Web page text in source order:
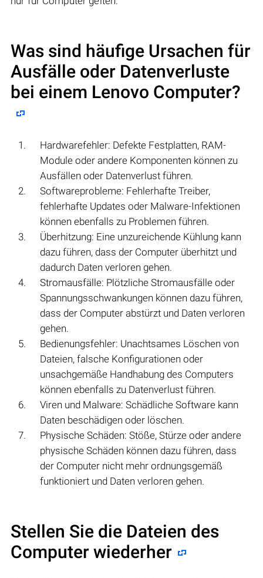
Was sind häufige Ursachen für
Ausfälle oder Datenverluste
bei einem Lenovo Computer?
Hardwarefehler: Defekte Festplatten, RAM-
Module oder andere Komponenten können zu
Ausfällen oder Datenverlust führen.
Softwareprobleme: Fehlerhafte Treiber,
fehlerhafte Updates oder Malware-Infektionen
können ebenfalls zu Problemen führen.
Überhitzung: Eine unzureichende Kühlung kann
dazu führen, dass der Computer überhitzt und
dadurch Daten verloren gehen.
Stromausfälle: Plötzliche Stromausfälle oder
Spannungsschwankungen können dazu führen,
dass der Computer abstürzt und Daten verloren
gehen.
Bedienungsfehler: Unachtsames Löschen von
Dateien, falsche Konfigurationen oder
unsachgemäße Handhabung des Computers
können ebenfalls zu Datenverlust führen.
Viren und Malware: Schädliche Software kann
Daten beschädigen oder löschen.
Physische Schäden: Stöße, Stürze oder andere
physische Schäden können dazu führen, dass
der Computer nicht mehr ordnungsgemäß
funktioniert und Daten verloren gehen.
Stellen Sie die Dateien des
Computer wiederher